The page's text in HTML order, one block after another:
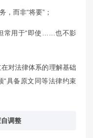
，而非“将要”；
常用于“即使……也不影
对法律体系的理解基础
“具备原文同等法律约束
调整